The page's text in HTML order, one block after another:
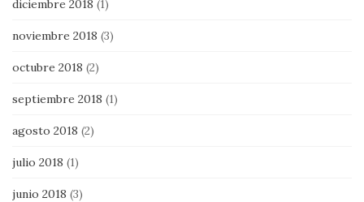
diciembre 2018 (1)
noviembre 2018 (3)
octubre 2018 (2)
septiembre 2018 (1)
agosto 2018 (2)
julio 2018 (1)
junio 2018 (3)